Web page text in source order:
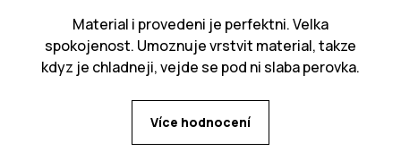
Material i provedeni je perfektni. Velka
spokojenost. Umoznuje vrstvit material, takze
kdyz je chladneji, vejde se pod ni slaba perovka.
Více hodnocení